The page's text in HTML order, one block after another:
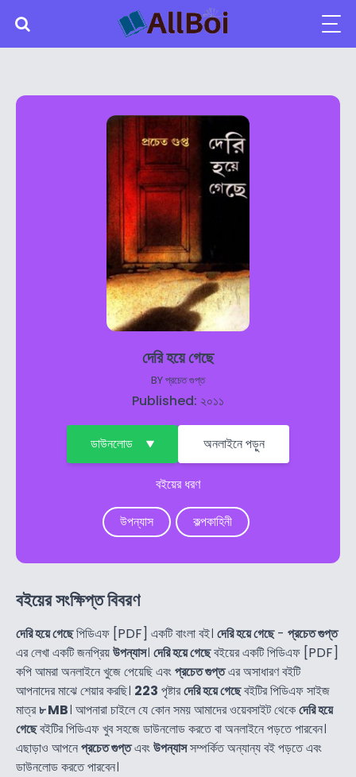
দেরি হয়ে গেছে
BYপ্রচেত গুপ্ত
Published: ২০১১
ডাউনলোড অনলাইনে পড়ুন
বইয়ের ধরণ
উপন্যাস কল্পকাহিনী
বইয়ের সংক্ষিপ্ত বিবরণ
দেরি হয়ে গেছেপিডিএফ [PDF] একটি বাংলা বই। দেরি হয়ে গেছে- প্রচেত গুপ্ত
এর লেখা একটি জনপ্রিয়উপন্যাস। দেরি হয়ে গেছেবইয়ের একটি পিডিএফ [PDF]
কপি আমরা অনলাইনে খুজে পেয়েছি এবংপ্রচেত গুপ্তএর অসাধারণ বইটি
আপনাদের মাঝে শেয়ার করছি। 223 পৃষ্টারদেরি হয়ে গেছেবইটির পিডিএফ সাইজ
মাত্র৮ MB। আপনারা চাইলে যে কোন সময় আমাদের ওয়েবসাইট থেকেদেরি হয়ে
গেছেবইটির পিডিএফ খুব সহজে ডাউনলোড করতে বা অনলাইনে পড়তে পারবেন।
এছাড়াও আপনেপ্রচেত গুপ্তএবংউপন্যাসসম্পর্কিত অন্যান্য বই পড়তে এবং
ডাউনলোড করতে পারবেন।